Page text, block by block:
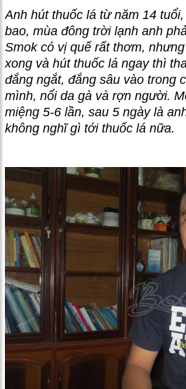
Anh hút thuốc lá từ năm 14
bao, mùa đông trời lạnh anh
Smok có vị quế rất thơm,
xong và hút thuốc lá ngay thì
đắng ngắt, đắng sâu vào trong
mình, nổi da gà và rợn người.
miệng 5-6 lần, sau 5 ngày là
không nghĩ gì tới thuốc lá nữa.